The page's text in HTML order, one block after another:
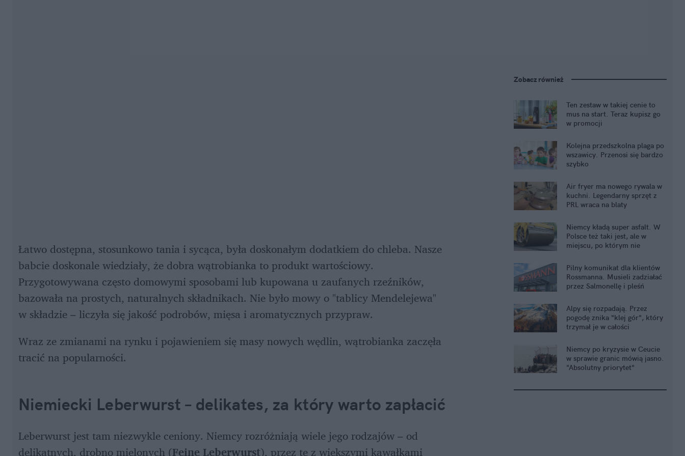
Łatwo dostępna, stosunkowo tania i sycąca, była doskonałym dodatkiem do chleba. Nasze
babcie doskonale wiedziały, że dobra wątrobianka to produkt wartościowy.
Przygotowywana często domowymi sposobami lub kupowana u zaufanych rzeźników,
bazowała na prostych, naturalnych składnikach. Nie było mowy o "tablicy Mendelejewa"
w składzie – liczyła się jakość podrobów, mięsa i aromatycznych przypraw.
Wraz ze zmianami na rynku i pojawieniem się masy nowych wędlin, wątrobianka zaczęła
tracić na popularności.
Niemiecki Leberwurst – delikates, za który warto zapłacić
Leberwurst jest tam niezwykle ceniony. Niemcy rozróżniają wiele jego rodzajów – od
delikatnych, drobno mielonych (Feine Leberwurst), przez te z większymi kawałkami
Zobacz również
Ten zestaw w takiej cenie to
mus na start. Teraz kupisz go
w promocji
Kolejna przedszkolna plaga po
wszawicy. Przenosi się bardzo
szybko
Air fryer ma nowego rywala w
kuchni. Legendarny sprzęt z
PRL wraca na blaty
Niemcy kładą super asfalt. W
Polsce też taki jest, ale w
miejscu, po którym nie
Pilny komunikat dla klientów
Rossmanna. Musieli zadziałać
przez Salmonellę i pleśń
Alpy się rozpadają. Przez
pogodę znika "klej gór", który
trzymał je w całości
Niemcy po kryzysie w Ceucie
w sprawie granic mówią jasno.
"Absolutny priorytet"